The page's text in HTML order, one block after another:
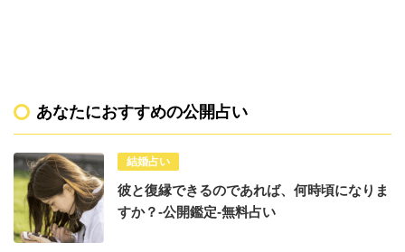
あなたにおすすめの公開占い
結婚占い
彼と復縁できるのであれば、何時頃になりま
すか？-公開鑑定-無料占い